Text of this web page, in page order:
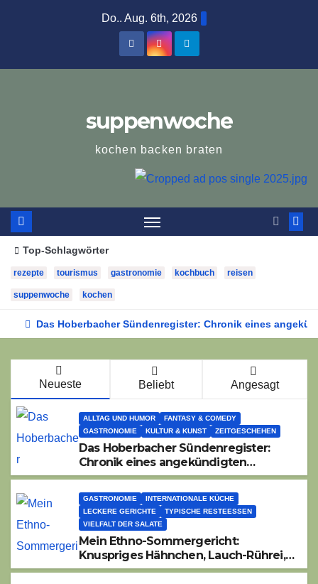
Do.. Aug. 6th, 2026
suppenwoche
kochen backen braten
Top-Schlagwörter
rezepte tourismus gastronomie kochbuch reisen
suppenwoche kochen
Das Hoberbacher Sündenregister: Chronik eines
Neueste Beliebt Angesagt
ALLTAG UND HUMOR
FANTASY & COMEDY
GASTRONOMIE
KULTUR & KUNST ZEITGESCHEHEN
Das Hoberbacher Sündenregister:
Chronik eines angekündigten
Dorffest-Debakels
GASTRONOMIE
INTERNATIONALE KÜCHE
LECKERE GERICHTE
TYPISCHE RESTEESSEN
VIELFALT DER SALATE
Mein Ethno-Sommergericht:
Knuspriges Hähnchen, Lauch-Rührei,
Salat